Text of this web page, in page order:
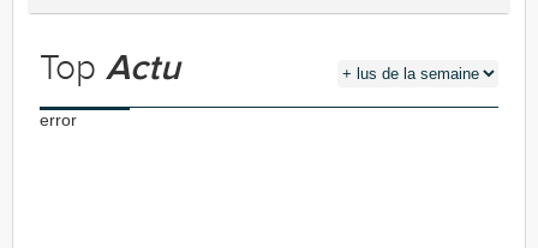
Top Actu
error